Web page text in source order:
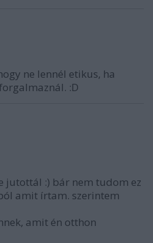
ne lennél etikus, ha
:D
jutottál :) bár nem tudom ez
amit írtam. szerintem
amit én otthon